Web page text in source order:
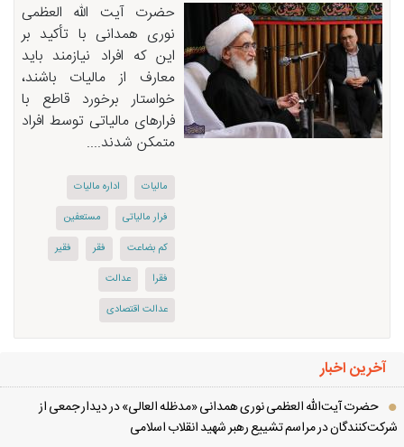
حضرت آیت الله العظمی
نوری همدانی با تأکید بر
این که افراد نیازمند باید
معارف از مالیات باشند،
خواستار برخورد قاطع با
فرارهای مالیاتی توسط افراد
متمکن شدند....
مالیات
اداره مالیات
فرار مالیاتی
مستعفین
کم بضاعت
فقیر
فقرا
عدالت
عدالت اقتصادی
آخرین اخبار
حضرت آیت‌الله العظمی نوری همدانی «مدظله العالی» در دیدار جمعی از
در مراسم تشییع رهبر شهید انقلاب اسلامی